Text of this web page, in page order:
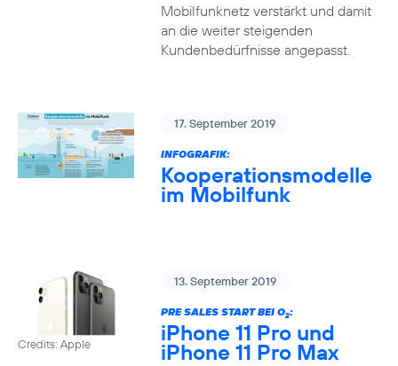
Mobilfunknetz verstärkt und damit
an die weiter steigenden
Kundenbedürfnisse angepasst.
17. September 2019
INFOGRAFIK:
Kooperationsmodelle
im Mobilfunk
Credits: Apple
13. September 2019
PRE SALES START BEI O2:
iPhone 11 Pro und
iPhone 11 Pro Max